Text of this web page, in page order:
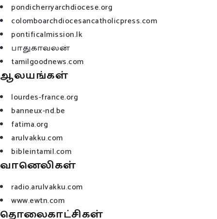
pondicherryarchdiocese.org
colomboarchdiocesancatholicpress.com
pontificalmission.lk
பாதுகாவலன்
tamilgoodnews.com
ஆலயங்கள்
lourdes-france.org
banneux-nd.be
fatima.org
arulvakku.com
bibleintamil.com
வானெலிகள்
radio.arulvakku.com
www.ewtn.com
தொலைகாட்சிகள்